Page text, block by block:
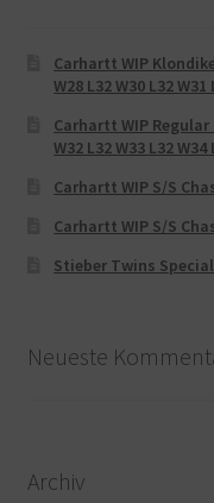
Carhartt WIP
W28 L32 W30 L32
Carhartt WIP Regular
W32 L32 W33 L32 W34
Carhartt WIP S/S
Carhartt WIP S/S
Stieber Twins Special
Neueste
Archiv